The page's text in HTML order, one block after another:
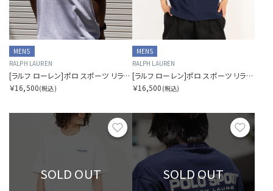
MENS
RALPH LAUREN
[ラルフ ローレン]ポロ スポーツ リラックスフィット ロゴ Tシャツ
￥16,500(税込)
MENS
RALPH LAUREN
[ラルフ ローレン]ポロ スポーツ リラックスフィット ロゴ Tシャツ
￥16,500 (税込)
お気に入り
SOLD OUT
お気
SOLD OUT